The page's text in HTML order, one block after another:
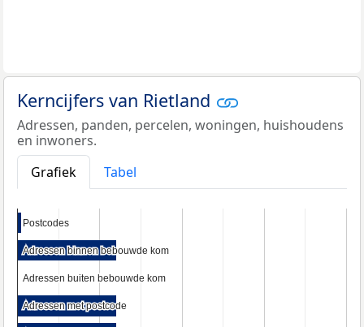
Kerncijfers van Rietland
Adressen, panden, percelen, woningen, huishoudens
en inwoners.
Grafiek
Tabel
Postcodes
Postcodes
Adressen binnen bebouwde kom
Adressen binnen bebouwde kom
Adressen buiten bebouwde kom
Adressen buiten bebouwde kom
Adressen met postcode
Adressen met postcode